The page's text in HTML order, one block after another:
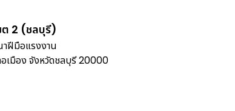
ต 2 (ชลบุรี)
ฝีมือแรงงาน
อเมือง จังหวัดชลบุรี 20000